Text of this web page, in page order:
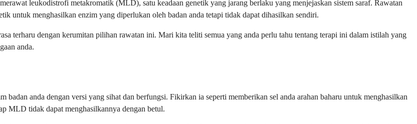
leukodistrofi metakromatik (MLD), satu keadaan genetik yang jarang berlaku yang menjejaskan sistem saraf. Rawatan
untuk menghasilkan enzim yang diperlukan oleh badan anda tetapi tidak dapat dihasilkan sendiri.
terharu dengan kerumitan pilihan rawatan ini. Mari kita teliti semua yang anda perlu tahu tentang terapi ini dalam istilah yang
anda.
badan anda dengan versi yang sihat dan berfungsi. Fikirkan ia seperti memberikan sel anda arahan baharu untuk menghasilkan
MLD tidak dapat menghasilkannya dengan betul.